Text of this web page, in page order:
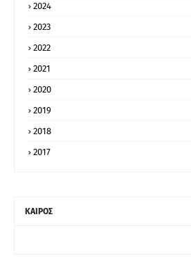
2024
2023
2022
2021
2020
2019
2018
2017
ΚΑΙΡΟΣ